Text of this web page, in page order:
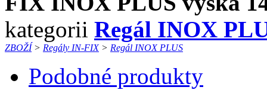
kategorii Regál INOX
ZBOŽÍ> Regály IN-FIX> Regál INOX PLUS
Podobné produkty